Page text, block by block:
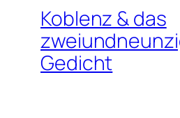
Koblenz & das
Gedicht